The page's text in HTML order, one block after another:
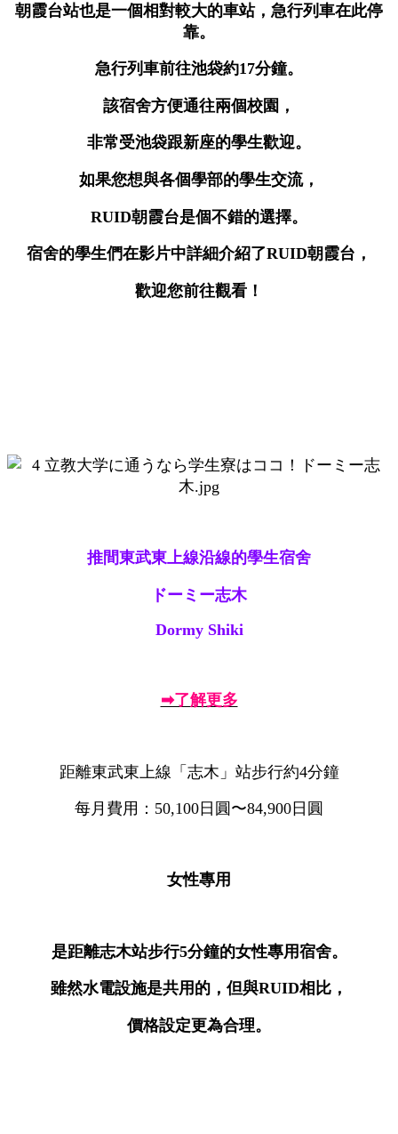
朝霞台站也是一個相對較大的車站，急行列車在此停
靠。
急行列車前往池袋約17分鐘。
該宿舍方便通往兩個校園，
非常受池袋跟新座的學生歡迎。
如果您想與各個學部的學生交流，
RUID朝霞台是個不錯的選擇。
宿舍的學生們在影片中詳細介紹了RUID朝霞台，
歡迎您前往觀看！
推間東武東上線沿線的學生宿舍
ドーミー志木
Dormy Shiki
➡了解更多
距離東武東上線「志木」站步行約4分鐘
每月費用：50,100日圓〜84,900日圓
女性專用
是距離志木站步行5分鐘的女性專用宿舍。
雖然水電設施是共用的，但與RUID相比，
價格設定更為合理。